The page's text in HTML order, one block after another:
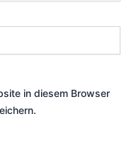
in diesem Browser